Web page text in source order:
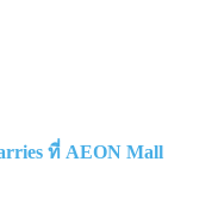
ที่ AEON Mall